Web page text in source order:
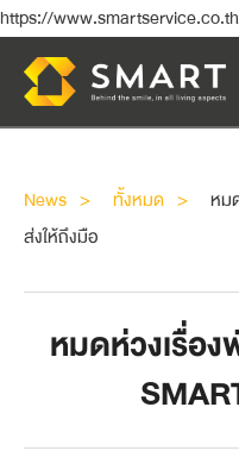
https://
News ทั้งหมด
หม
ส่งให้ถึงมือ
หมดห่วงเรื่อ